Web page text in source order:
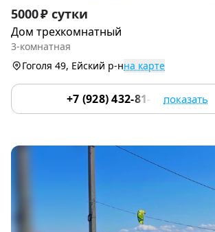
Item
1
of
9
5000 ₽ сутки
Дом трехкомнатный
3-комнатная
Гоголя 49, Ейский р-нна карте
+7 (928) 432-81-79 показать